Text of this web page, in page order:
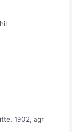
1902, agr